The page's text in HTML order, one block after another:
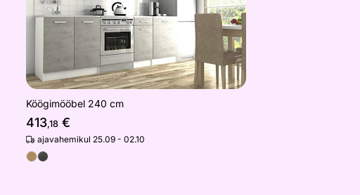
Köögimööbel 240 cm
413,18€
ajavahemikul 25.09 - 02.10